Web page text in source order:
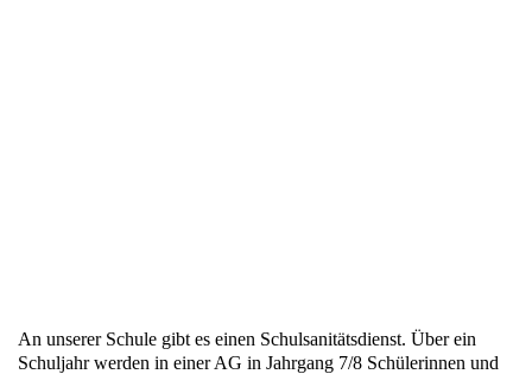
An unserer Schule gibt es einen Schulsanitätsdienst. Über ein
Schuljahr werden in einer AG in Jahrgang 7/8 Schülerinnen und